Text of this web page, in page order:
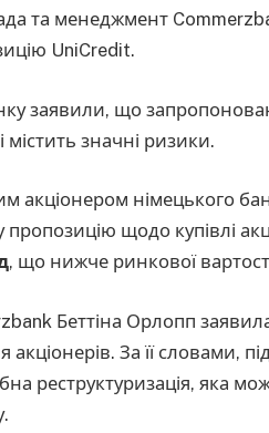
та менеджмент
UniCredit.
заявили, що
містить значні ризики.
акціонером німецького
пропозицію щодо купівлі
, що нижче ринкової
Беттіна Орлопп
акціонерів. За її словами,
реструктуризація, яка